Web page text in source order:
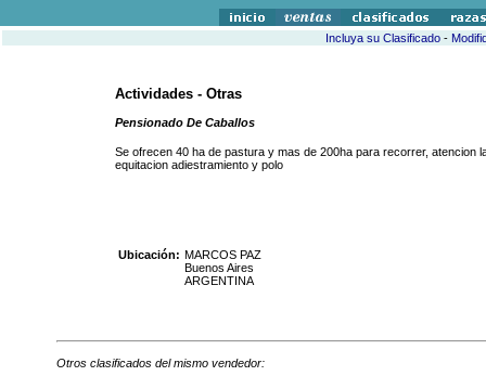
Incluya su Clasificado-
Actividades - Otras
Pensionado De Caballos
Se ofrecen 40 ha de pastura y mas de 200ha para recorrer,
equitacion adiestramiento y polo
Ubicación: MARCOS PAZ
Buenos Aires
ARGENTINA
Otros clasificados del mismo vendedor: